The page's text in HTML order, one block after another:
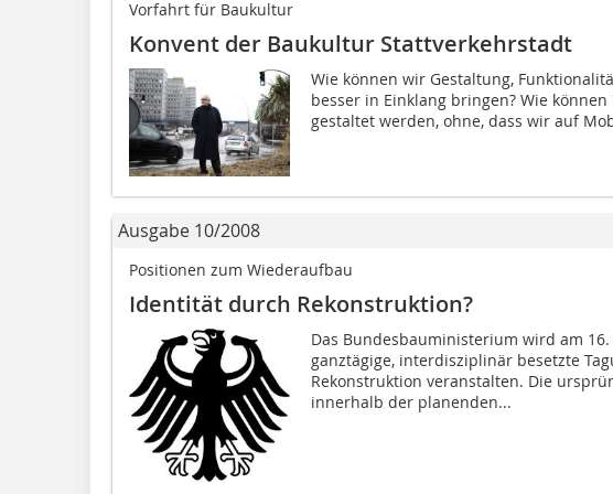
Vorfahrt für Baukultur
Konvent der Baukultur Stattverkehrstadt
Wie können wir Gestaltung,
besser in Einklang brin­­­­gen? Wie
gestaltet werden, ohne, dass wir auf
Ausgabe 10/2008
Positionen zum Wiederaufbau
Identität durch Rekonstruktion?
Das Bundesbauministerium wird am
ganztägige, interdisziplinär besetzte
Rekonstruktion veranstalten. Die
innerhalb der planenden...